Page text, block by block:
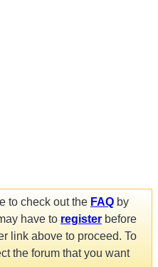
to check out the FAQ by
have to register before
link above to proceed. To
the forum that you want